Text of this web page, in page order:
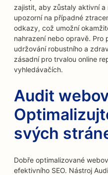
zajistit, aby zůstaly aktivní a
upozorní na případné
odkazy, což umožní
nahrazení nebo opravě. Pro
udržování robustního a
zásadní pro trvalou online
vyhledávačích.
Audit
svých
Dobře optimalizované
efektivního SEO. Nástroj